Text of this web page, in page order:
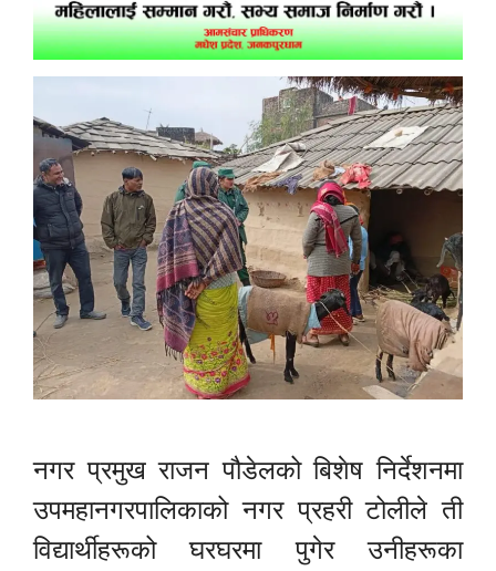
नगर प्रमुख राजन पौडेलको बिशेष निर्देशनमा
उपमहानगरपालिकाको नगर प्रहरी टोलीले ती
विद्यार्थीहरूको घरघरमा पुगेर उनीहरूका